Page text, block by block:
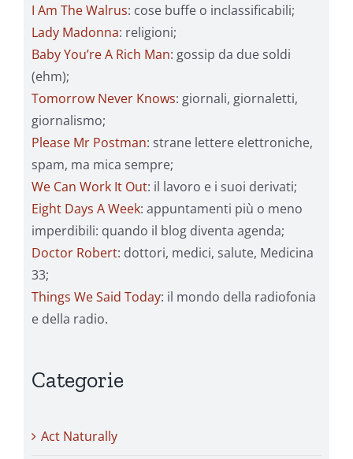
I Am The Walrus: cose buffe o inclassificabili;
Lady Madonna: religioni;
Baby You’re A Rich Man: gossip da due soldi
(ehm);
Tomorrow Never Knows: giornali, giornaletti,
giornalismo;
Please Mr Postman: strane lettere elettroniche,
spam, ma mica sempre;
We Can Work It Out: il lavoro e i suoi derivati;
Eight Days A Week: appuntamenti più o meno
imperdibili: quando il blog diventa agenda;
Doctor Robert: dottori, medici, salute, Medicina
33;
Things We Said Today: il mondo della radiofonia
e della radio.
Categorie
Act Naturally